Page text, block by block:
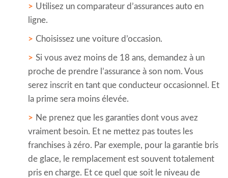
Utilisez un comparateur d’assurances auto en
ligne.
Choisissez une voiture d’occasion.
Si vous avez moins de 18 ans, demandez à un
proche de prendre l’assurance à son nom. Vous
serez inscrit en tant que conducteur occasionnel. Et
la prime sera moins élevée.
Ne prenez que les garanties dont vous avez
vraiment besoin. Et ne mettez pas toutes les
franchises à zéro. Par exemple, pour la garantie bris
de glace, le remplacement est souvent totalement
pris en charge. Et ce quel que soit le niveau de